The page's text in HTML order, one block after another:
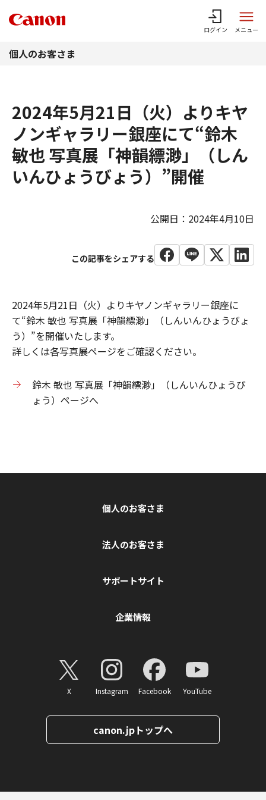
ログイン メニュー
個人のお客さま
2024年5月21日（火）よりキヤ
ノンギャラリー銀座にて“鈴木
敏也 写真展「神韻縹渺」（しん
いんひょうびょう）”開催
公開日：2024年4月10日
2024年5月21日（火）よりキヤノンギャラリー銀座に
て“鈴木 敏也 写真展「神韻縹渺」（しんいんひょうびょ
う）”を開催いたします。
詳しくは各写真展ページをご確認ください。
鈴木 敏也 写真展「神韻縹渺」（しんいんひょうび
ょう）ページへ
個人のお客さま
法人のお客さま
サポートサイト
企業情報
X Instagram Facebook YouTube
canon.jpトップへ